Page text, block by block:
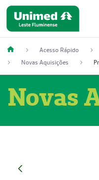
Acesso Rápido
Novas Aquisições
Novas